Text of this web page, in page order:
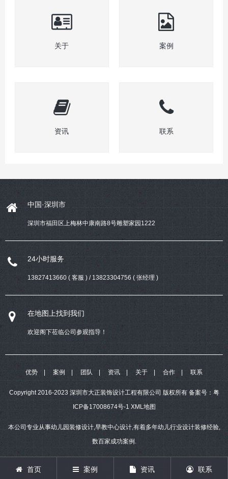
关于 案例
资讯 联系
中国·深圳市
深圳市福田区上梅林中康南路8号雕塑家园1222
24小时服务
13827413660 ( 客服 ) / 13823304756 ( 张经理 )
在地图上找到我们
欢迎阁下莅临公司参观指导！
优势 案例 团队 资讯 关于 合作 联系
Copyright 2016-2023 深圳市大正装饰设计工程有限公司 版权所有 备案号： 粤
ICP备17008674号-1 XML地图
本公司专业从事幼儿园装修设计,早教中心设计,有着多年幼儿行业设计装修经验,
数百家成功案例.
首页 案例 资讯 联系